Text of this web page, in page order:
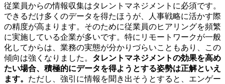
従業員からの情報収集はタレントマネジメントに必須です。
できるだけ多くのデータを得たほうが、人事戦略に活かす際
の精度が高まります。そのために従業員のヒアリングを頻繁
に実施している企業が多いです。特にリモートワークが一般
化してからは、業務の実態が分かりづらいこともあり、この
傾向は強くなりました。 タレントマネジメントの効果を高め
たい場合、積極的にデータを得ようとする姿勢は正解といえ
ます。 ただし、強引に情報を聞き出そうとすると、エンゲー